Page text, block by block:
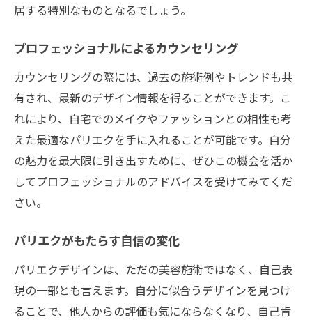
居する特別なものとなるでしょう。
プロフェッショナルによるカウンセリング
カウンセリングの際には、過去の施術例やトレンドも共
有され、最新のデザイン情報を得ることができます。こ
れにより、自宅でのメイクやファッションとの相性も考
えた最適なパリエクを手に入れることが可能です。自分
の魅力を最大限に引き出すために、ぜひこの機会を活か
してプロフェッショナルのアドバイスを受けてみてくだ
さい。
パリエクがもたらす自信の変化
パリエクデザインは、ただの美容施術ではなく、自己表
現の一部とも言えます。自分に似合うデザインを見つけ
ることで、他人からの評価も気にならなくなり、自己肯